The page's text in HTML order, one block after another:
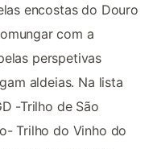
encostas do Douro
com a
perspetivas
aldeias. Na lista
-Trilho de São
Trilho do Vinho do